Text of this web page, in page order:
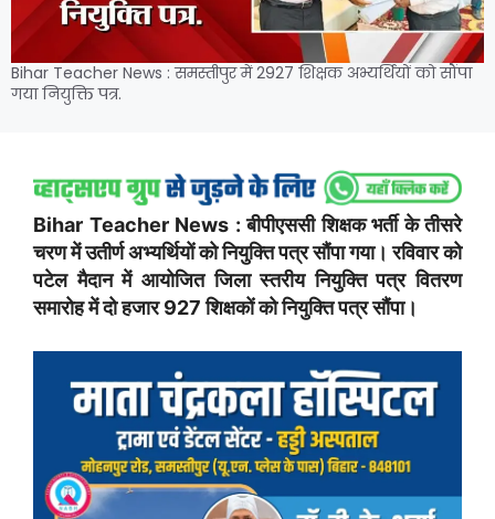
Bihar Teacher News : समस्तीपुर में 2927 शिक्षक अभ्यर्थियों को सौंपा
गया नियुक्ति पत्र.
Bihar Teacher News : बीपीएससी शिक्षक भर्ती के तीसरे
चरण में उतीर्ण अभ्यर्थियों को नियुक्ति पत्र सौंपा गया। रविवार को
पटेल मैदान में आयोजित जिला स्तरीय नियुक्ति पत्र वितरण
समारोह में दो हजार 927 शिक्षकों को नियुक्ति पत्र सौंपा।